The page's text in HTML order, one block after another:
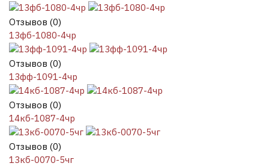
Отзывов (0)
13фб-1080-4чр
Отзывов (0)
13фф-1091-4чр
Отзывов (0)
14кб-1087-4чр
Отзывов (0)
13кб-0070-5чг